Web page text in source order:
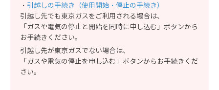
・ 引越しの手続き（使用開始・停止の手続き）
引越し先でも東京ガスをご利用される場合は、
「ガスや電気の停止と開始を同時に申し込む」ボタンから
お手続きください。
引越し先が東京ガスでない場合は、
「ガスや電気の停止を申し込む」ボタンからお手続きくだ
さい。